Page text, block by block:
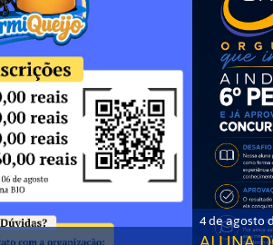
4 de agosto